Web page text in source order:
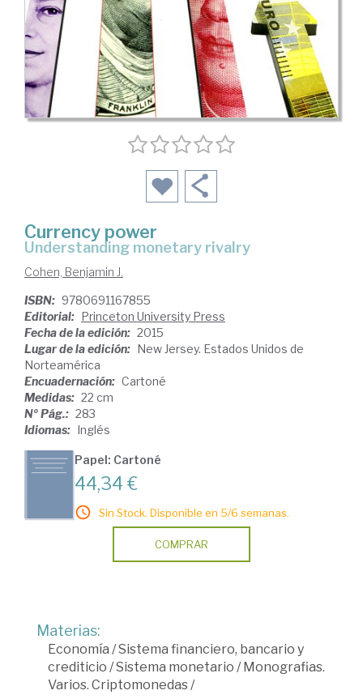
Currency power
understanding monetary rivalry
Cohen, Benjamin J.
ISBN: 9780691167855
Editorial: Princeton University Press
Fecha de la edición: 2015
Lugar de la edición: New Jersey. Estados Unidos de
Norteamérica
Encuadernación: Cartoné
Medidas: 22 cm
Nº Pág.: 283
Idiomas: Inglés
Papel: Cartoné
44,34 €
Sin Stock. Disponible en 5/6 semanas.
COMPRAR
Materias:
Economía /Sistema financiero, bancario y
crediticio /Sistema monetario /Monografias.
Varios. Criptomonedas/